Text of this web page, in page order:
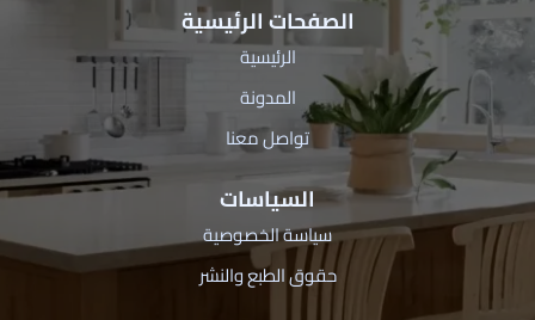
الصفحات الرئيسية
الرئيسية
المدونة
تواصل معنا
السياسات
سياسة الخصوصية
حقوق الطبع والنشر